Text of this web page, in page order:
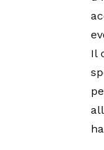
Il